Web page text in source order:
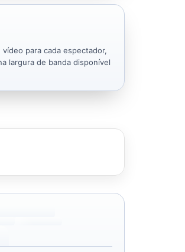
para cada espectador,
largura de banda disponível